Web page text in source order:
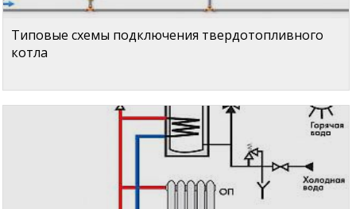
Типовые схемы подключения твердотопливного
котла